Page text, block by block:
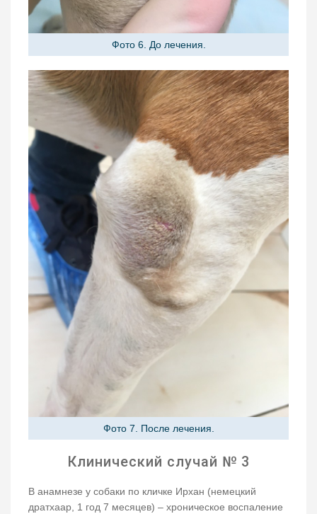
Фото 6. До лечения.
Фото 7. После лечения.
Клинический случай № 3
В анамнезе у собаки по кличке Ирхан (немецкий
дратхаар, 1 год 7 месяцев) – хроническое воспаление